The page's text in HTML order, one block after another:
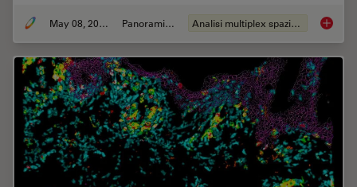
May 08, 2023 Panoramica Analisi multiplex spaziale